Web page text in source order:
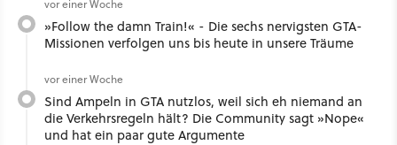
vor einer Woche
»Follow the damn Train!« - Die sechs nervigsten GTA-
Missionen verfolgen uns bis heute in unsere Träume
vor einer Woche
Sind Ampeln in GTA nutzlos, weil sich eh niemand an
die Verkehrsregeln hält? Die Community sagt »Nope«
und hat ein paar gute Argumente